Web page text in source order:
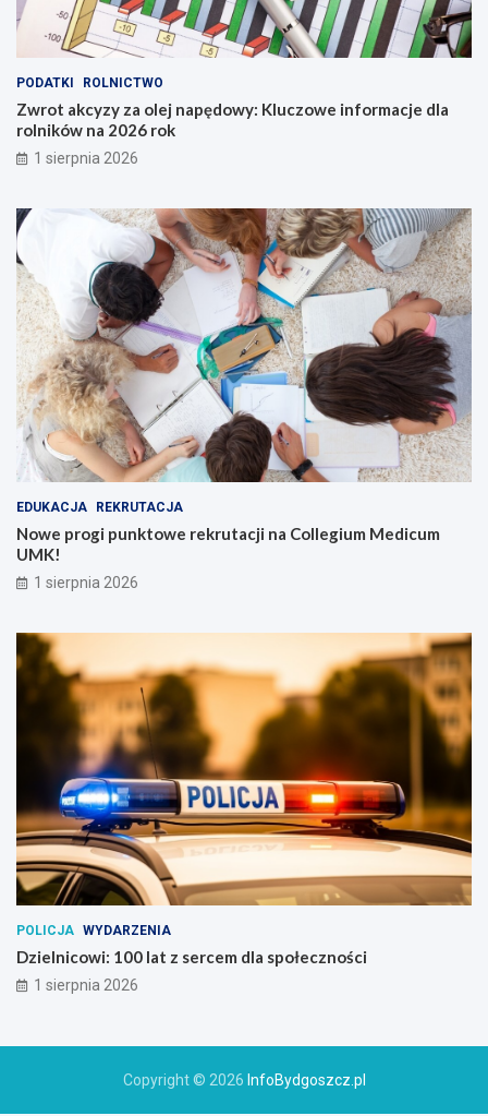
PODATKI ROLNICTWO
Zwrot akcyzy za olej napędowy: Kluczowe informacje dla
rolników na 2026 rok
1 sierpnia 2026
EDUKACJA REKRUTACJA
Nowe progi punktowe rekrutacji na Collegium Medicum
UMK!
1 sierpnia 2026
POLICJA WYDARZENIA
Dzielnicowi: 100 lat z sercem dla społeczności
1 sierpnia 2026
Copyright © 2026 InfoBydgoszcz.pl